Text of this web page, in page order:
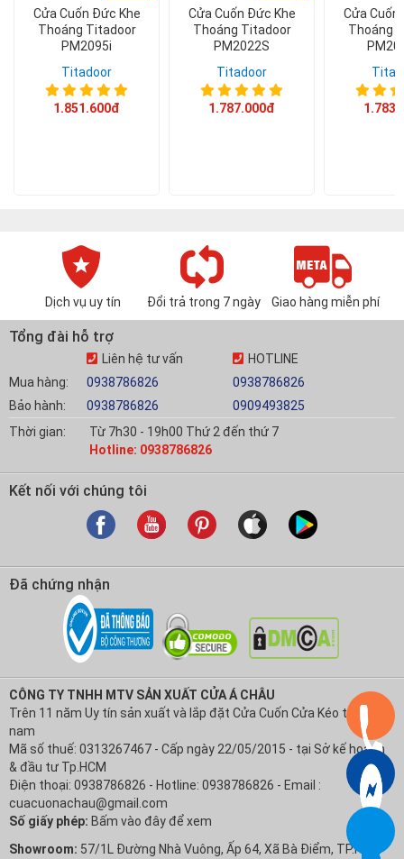
Cửa Cuốn Đức Khe
Thoáng Titadoor
PM2095i
Titadoor
1.851.600đ
Cửa Cuốn Đức Khe
Thoáng Titadoor
PM2022S
Titadoor
1.787.000đ
Cửa Cuốn
Thoáng
Dịch vụ uy tín Đổi trả trong 7 ngày Giao hàng miễn phí
Tổng đài hỗ trợ
Mua hàng:
Bảo hành:
Liên hệ tư vấn
0938786826
0938786826
HOTLINE
0938786826
0909493825
Thời gian:
Từ 7h30 - 19h00 Thứ 2 đến thứ 7
Hotline: 0938786826
Kết nối với chúng tôi
Đã chứng nhận
CÔNG TY TNHH MTV SẢN XUẤT CỬA Á CHÂU
Trên 11 năm Uy tín sản xuất và lắp đặt Cửa Cuốn Cửa Kéo tại Việt
nam
Mã số thuế: 0313267467 - Cấp ngày 22/05/2015 - tại Sở kế hoạch
& đầu tư Tp.HCM
Điện thoại: 0938786826 - Hotline: 0938786826 - Email :
cuacuonachau@gmail.com
Số giấy phép: Bấm vào đây để xem
Showroom: 57/1L Đường Nhà Vuông, Ấp 64, Xã Bà Điểm, TP.HCM